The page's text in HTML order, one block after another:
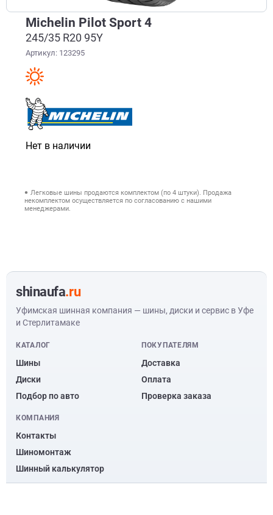
Michelin Pilot Sport 4
245/35 R20 95Y
Артикул: 123295
Нет в наличии
Легковые шины продаются комплектом (по 4 штуки). Продажа
некомплектом осуществляется по согласованию с нашими
менеджерами.
shinaufa.ru
Уфимская шинная компания — шины, диски и сервис в Уфе
и Стерлитамаке
КАТАЛОГ
Шины
Диски
Подбор по авто
ПОКУПАТЕЛЯМ
Доставка
Оплата
Проверка заказа
КОМПАНИЯ
Контакты
Шиномонтаж
Шинный калькулятор